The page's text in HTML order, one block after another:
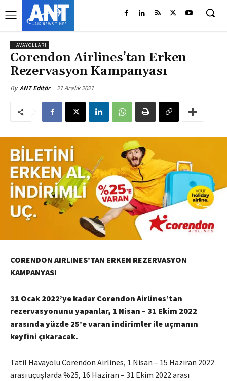
HAVAYOLLARI
Corendon Airlines’tan Erken
Rezervasyon Kampanyası
By ANT Editör 21 Aralık 2021
CORENDON AIRLINES’TAN ERKEN REZERVASYON
KAMPANYASI
31 Ocak 2022’ye kadar Corendon Airlines’tan
rezervasyonunu yapanlar, 1 Nisan – 31 Ekim 2022
arasında yüzde 25’e varan indirimler ile uçmanın
keyfini çıkaracak.
Tatil Havayolu Corendon Airlines, 1 Nisan – 15 Haziran 2022
arası uçuşlarda %25, 16 Haziran – 31 Ekim 2022 arası